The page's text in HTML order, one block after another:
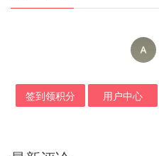
签到领积分 用户中心